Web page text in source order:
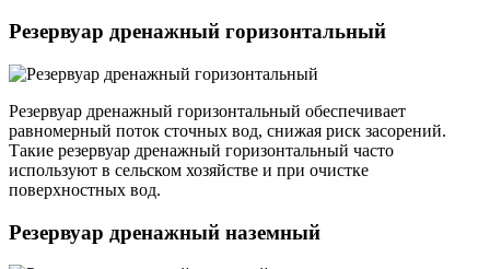
Резервуар дренажный горизонтальный
Резервуар дренажный горизонтальный обеспечивает
равномерный поток сточных вод, снижая риск засорений.
Такие резервуар дренажный горизонтальный часто
используют в сельском хозяйстве и при очистке
поверхностных вод.
Резервуар дренажный наземный